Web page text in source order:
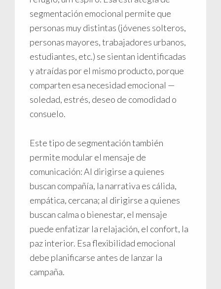
segmentación emocional permite que
personas muy distintas (jóvenes solteros,
personas mayores, trabajadores urbanos,
estudiantes, etc.) se sientan identificadas
y atraídas por el mismo producto, porque
comparten esa necesidad emocional —
soledad, estrés, deseo de comodidad o
consuelo.
Este tipo de segmentación también
permite modular el mensaje de
comunicación: Al dirigirse a quienes
buscan compañía, la narrativa es cálida,
empática, cercana; al dirigirse a quienes
buscan calma o bienestar, el mensaje
puede enfatizar la relajación, el confort, la
paz interior. Esa flexibilidad emocional
debe planificarse antes de lanzar la
campaña.